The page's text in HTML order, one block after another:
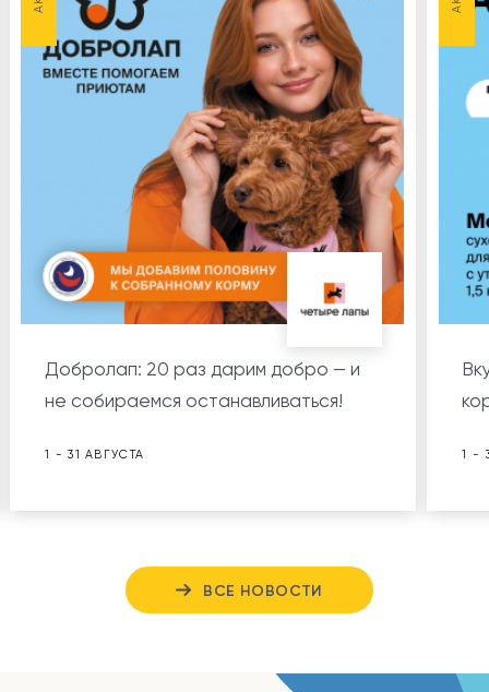
АКЦИИ
Добролап: 20 раз дарим добро — и
не собираемся останавливаться!
1 - 31 АВГУСТА 1 -
ВСЕ НОВОСТИ